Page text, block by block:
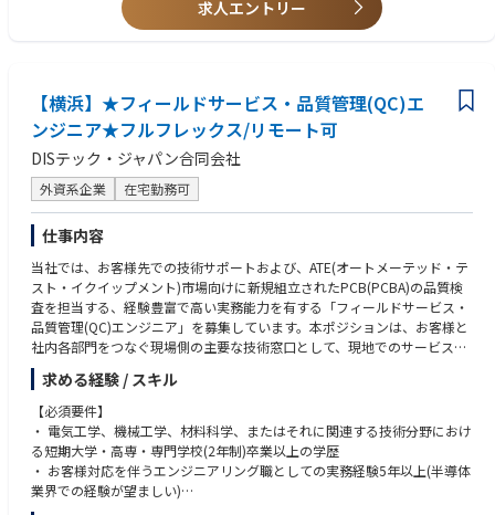
タマイズ
店頭キャンペーン、プロダクトフォーカス施策、ローンチプロモーション
の実行管理
2. 専門店向け展示会・商談会の企画運営
アウトドア専門店、小売パートナーを対象としたsell-in展示会・商談会の
企画・運営
展示会コンセプト、会場構成、導線設計、展示内容、プロダクトプレゼン
テーションの企画
シーズナルコレクション、重点商品、ブランドストーリーを効果的に伝え
る展示方法の設計
展示会に必要な什器、装飾、映像、印刷物、サンプル、プロダクト資料な
どの制作・手配
会場施工会社、制作会社、イベントベンダー、物流会社など外部パートナ
ーの管理
展示会当日の進行管理、受付、商談環境の整備、トラブル対応
展示会後の振り返り、参加者フィードバック、商談成果、改善点のレポー
ティング
3. Sell-in / Sell-through支援
Wholesale Directorおよびセールスチームと連携し、受注最大化に向けたs
ンド領域での実務経験
営経験
店頭VMD、POP、什器、売場演出、プロダクトトレーニングツール制作の
経験
英語での読み書き、グローバル／APACチームとの基本的なコミュニケーシ
ョン能力
アウトドアアクティビティ、登山、トレイルランニング、クライミング、
スキー／スノーボードへの関心
プレミアムブランドにふさわしい表現品質への感度
ホールセールビジネスとブランド価値の両方を理解し、専門店に対する実
効性のある施策を考えられる方
戦略や商品ストーリーを、展示会・販促物・店頭施策などの具体的なアウ
トプットに落とし込める方
アウトドア専門店や販売現場のリアリティを理解し、ブランドと商売の両
方の視点で考えられる方
展示会や販促施策において、細部まで丁寧に進行管理できる方
ベンダーや社内外の関係者と円滑に連携し、プロジェクトを前に進められ
る方
ブランドの世界観、プロダクトの機能性、販売現場の課題をつなげて考え
られる方
自ら課題を見つけ、改善提案と実行ができる方
高い品質基準とスピード感の両方を持って業務に取り組める方
求人エントリー
【横浜】★フィールドサービス・品質管理(QC)エ
ンジニア★フルフレックス/リモート可
DISテック・ジャパン合同会社
外資系企業 在宅勤務可
仕事内容
当社では、お客様先での技術サポートおよび、ATE(オートメーテッド・テ
スト・イクイップメント)市場向けに新規組立されたPCB(PCBA)の品質検
査を担当する、経験豊富で高い実務能力を有する「フィールドサービス・
品質管理(QC)エンジニア」を募集しています。本ポジションは、お客様と
社内各部門をつなぐ現場側の主要な技術窓口として、現地でのサービスエ
ンジニアリング業務、および電話によるフェイラー・アナリシス(故障解
析)対応・サポートを担っていただきます。加えて、社内における品質管理
検査業務も含まれます。世界最高水準のサポート提供、迅速な問題解決、
そしてお客様の要望への先回りした対応を実現できる方を求めています。
【主な職務内容】
1. 現地技術サポート及びフェイラー・アナリシス(故障解析)
・ お客様先およびOSAT(半導体アセンブリ・テスト外部委託先)拠点におけ
求める経験 / スキル
【必須要件】
・ 電気工学、機械工学、材料科学、またはそれに関連する技術分野におけ
る短期大学・高専・専門学校(2年制)卒業以上の学歴
・ お客様対応を伴うエンジニアリング職としての実務経験5年以上(半導体
業界での経験が望ましい)
・ 日本のお客様との折衝経験があることが望ましい